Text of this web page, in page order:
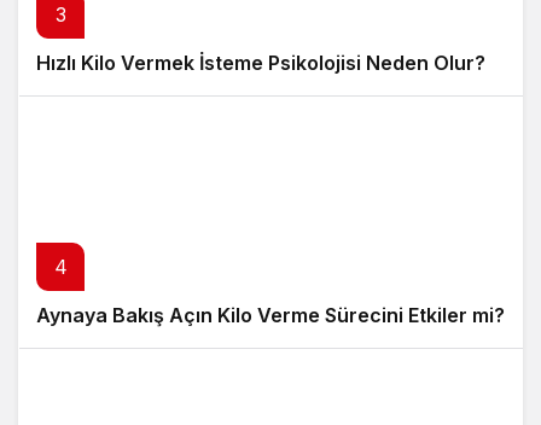
3
Hızlı Kilo Vermek İsteme Psikolojisi Neden Olur?
4
Aynaya Bakış Açın Kilo Verme Sürecini Etkiler mi?